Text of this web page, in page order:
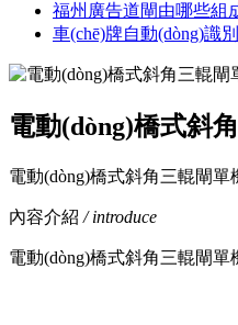
福州廣告道閘由哪些組
車(chē)牌自動(dòng)識
電動(dòng)橋式斜
電動(dòng)橋式斜角三輥閘單
內容介紹 / introduce
電動(dòng)橋式斜角三輥閘單